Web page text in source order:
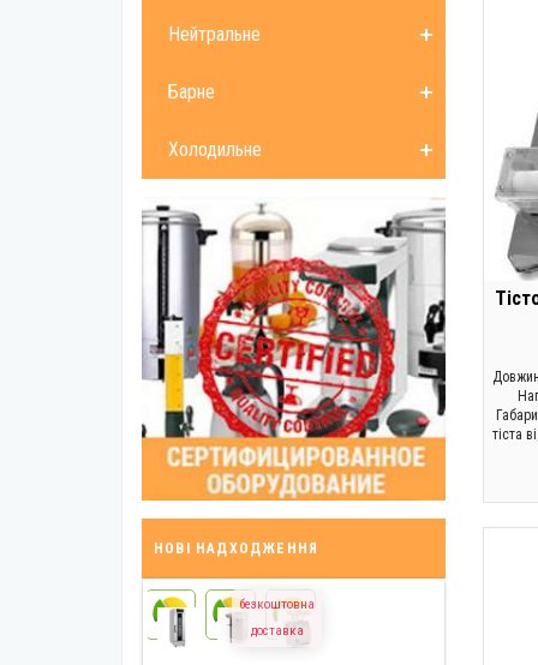
Нейтральне
Барне
Холодильне
НОВІ НАДХОДЖЕННЯ
24
безкоштовна
доставка24
тіста